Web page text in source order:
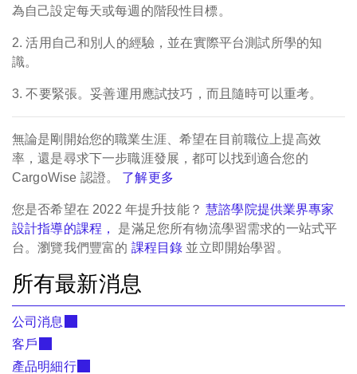
為自己設定每天或每週的階段性目標。
2. 活用自己和別人的經驗，並在實際平台測試所學的知
識。
3. 不要緊張。妥善運用應試技巧，而且隨時可以重考。
無論是剛開始您的職業生涯、希望在目前職位上提高效
率，還是尋求下一步職涯發展，都可以找到適合您的
CargoWise 認證。
了解更多
您是否希望在 2022 年提升技能？慧諮學院提供業界專家
設計指導的課程， 是滿足您所有物流學習需求的一站式平
台。瀏覽我們豐富的 課程目錄 並立即開始學習。
所有最新消息
公司消息
客戶
產品明細行